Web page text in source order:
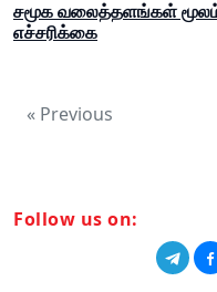
சமூக வலைத்தளங்கள் மூலம்
எச்சரிக்கை
« Previous
Follow us on: